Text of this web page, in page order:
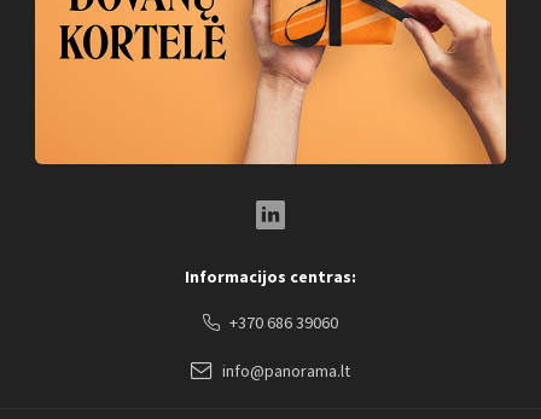
Informacijos centras:
+370 686 39060
info@panorama.lt